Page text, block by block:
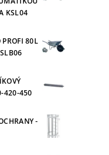
KSL04
PROFI 80L
420-450
-